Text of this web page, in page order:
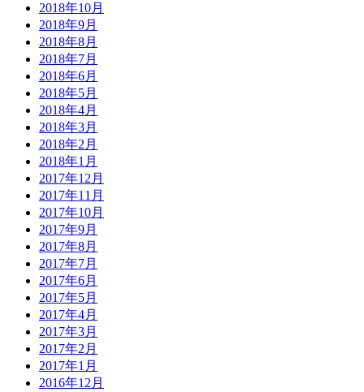
2018年10月
2018年9月
2018年8月
2018年7月
2018年6月
2018年5月
2018年4月
2018年3月
2018年2月
2018年1月
2017年12月
2017年11月
2017年10月
2017年9月
2017年8月
2017年7月
2017年6月
2017年5月
2017年4月
2017年3月
2017年2月
2017年1月
2016年12月